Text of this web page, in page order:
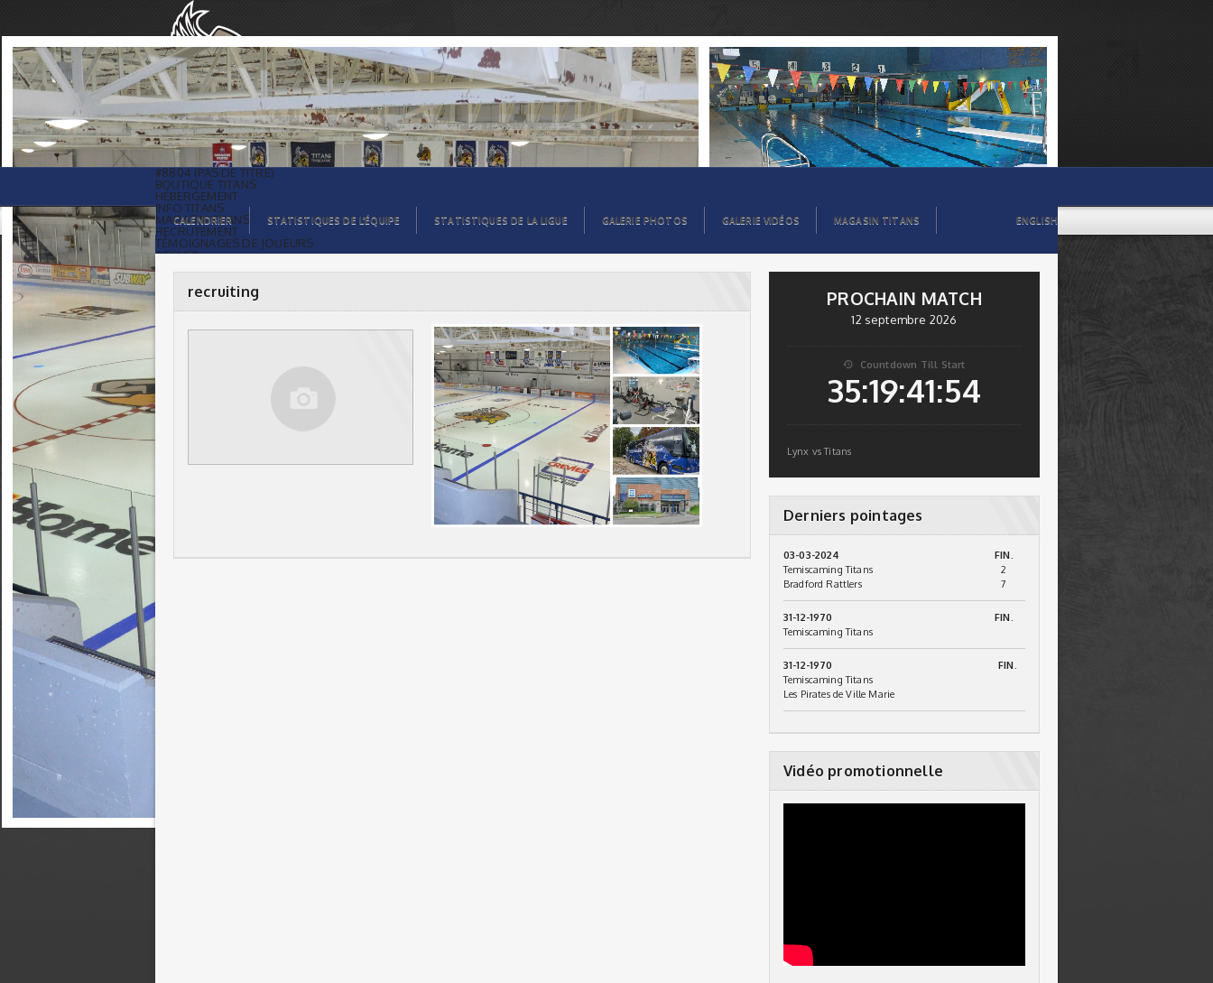
recruiting |
#8804 (PAS DE TITRE)
BOUTIQUE TITANS
HÉBERGEMENT
INFO TITANS
MAGASIN TITANS
RECRUTEMENT
TÉMOIGNAGES DE JOUEURS
ACCUEIL
GALERIE PHOTOS
STATISTIQUES
ORGANISATION
CALENDRIER STATISTIQUES DE L’ÉQUIPE STATISTIQUES DE LA LIGUE GALERIE PHOTOS GALERIE VIDÉOS MAGASIN TITANS ENGLISH
recruiting PROCHAIN MATCH
12 septembre 2026
 Countdown Till Start
35:19:41:53
Lynx vs Titans
Derniers pointages
03-03-2024
FIN.
Temiscaming Titans
2
Bradford Rattlers
7
31-12-1970
FIN.
Temiscaming Titans
31-12-1970
FIN.
Temiscaming Titans
Les Pirates de Ville Marie
Vidéo promotionnelle